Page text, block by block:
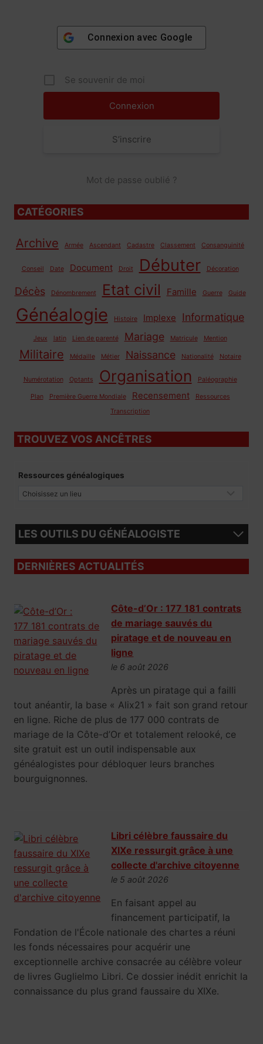
Connexion avec Google
Se souvenir de moi
S’inscrire
Mot de passe oublié ?
CATÉGORIES
Archive Armée Ascendant Cadastre Classement Consanguinité
Conseil Date Document Droit Débuter Décoration
Décès Dénombrement Etat civil Famille Guerre Guide
Généalogie Histoire Implexe Informatique
Jeux latin Lien de parenté Mariage Matricule Mention
Militaire Médaille Métier Naissance Nationalité Notaire
Numérotation Optants Organisation Paléographie
Plan Première Guerre Mondiale Recensement
Ressources
Transcription
TROUVEZ VOS ANCÊTRES
Ressources généalogiques
LES OUTILS DU GÉNÉALOGISTE
DERNIÈRES ACTUALITÉS
Côte-d’Or : 177 181 contrats
de mariage sauvés du
piratage et de nouveau en
ligne
le 6 août 2026
Après un piratage qui a failli
tout anéantir, la base « Alix21 » fait son grand retour
en ligne. Riche de plus de 177 000 contrats de
mariage de la Côte-d’Or et totalement relooké, ce
site gratuit est un outil indispensable aux
généalogistes pour débloquer leurs branches
bourguignonnes.
Libri célèbre faussaire du
XIXe ressurgit grâce à une
collecte d'archive citoyenne
le 5 août 2026
En faisant appel au
financement participatif, la
Fondation de l'École nationale des chartes a réuni
les fonds nécessaires pour acquérir une
exceptionnelle archive consacrée au célèbre voleur
de livres Guglielmo Libri. Ce dossier inédit enrichit la
connaissance du plus grand faussaire du XIXe.